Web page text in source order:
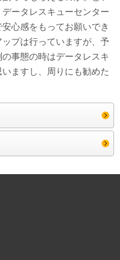
ータレスキューセンター
心感をもってお願いでき
プは行っていますが、予
事態の時はデータレスキ
ますし、周りにも勧めた